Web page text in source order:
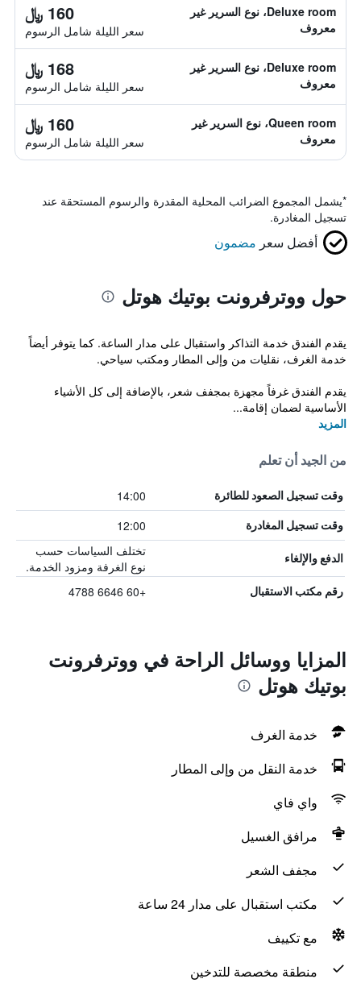
Deluxe room، نوع السرير غير
معروف
160 ﷼
سعر الليلة شامل الرسوم
Deluxe room، نوع السرير غير
معروف
168 ﷼
سعر الليلة شامل الرسوم
Queen room، نوع السرير غير
معروف
160 ﷼
سعر الليلة شامل الرسوم
*يشمل المجموع الضرائب المحلية المقدرة والرسوم المستحقة عند
تسجيل المغادرة.
أفضل سعر مضمون
حول ووترفرونت بوتيك هوتل
يقدم الفندق خدمة التذاكر واستقبال على مدار الساعة. كما يتوفر أيضاً
خدمة الغرف، نقليات من وإلى المطار ومكتب سياحي.
يقدم الفندق غرفاً مجهزة بمجفف شعر، بالإضافة إلى كل الأشياء
الأساسية لضمان إقامة...
المزيد
من الجيد أن تعلم
وقت تسجيل الصعود للطائرة 14:00
وقت تسجيل المغادرة 12:00
الدفع والإلغاء
تختلف السياسات حسب
نوع الغرفة ومزود الخدمة.
رقم مكتب الاستقبال +60 6646 4788
المزايا ووسائل الراحة في ووترفرونت
بوتيك هوتل
خدمة الغرف
خدمة النقل من وإلى المطار
واي فاي
مرافق الغسيل
مجفف الشعر
مكتب استقبال على مدار 24 ساعة
مع تكييف
منطقة مخصصة للتدخين